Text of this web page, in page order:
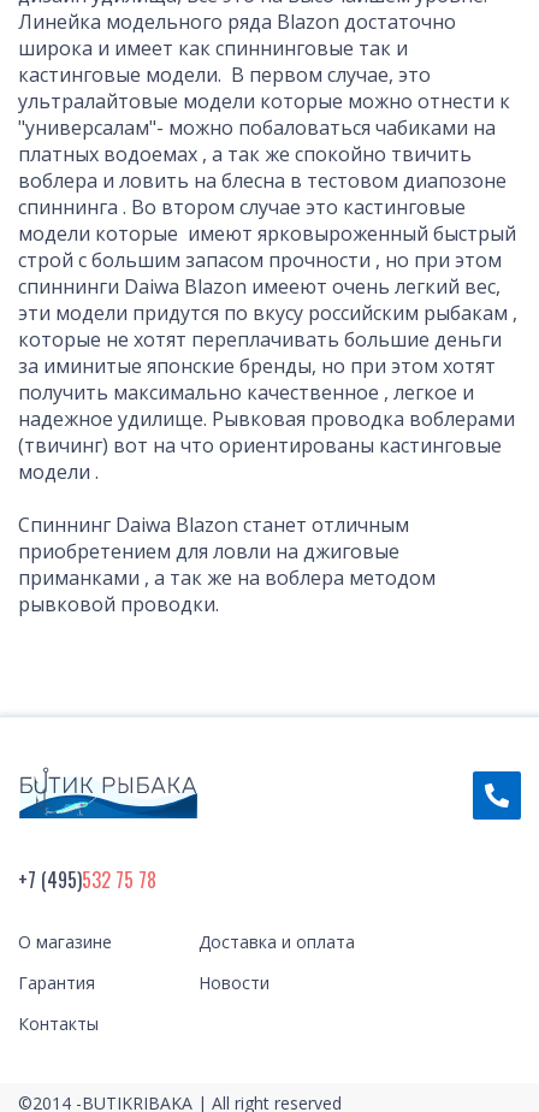
Линейка модельного ряда Blazon достаточно
широка и имеет как спиннинговые так и
кастинговые модели. В первом случае, это
ультралайтовые модели которые можно отнести к
"универсалам"- можно побаловаться чабиками на
платных водоемах , а так же спокойно твичить
воблера и ловить на блесна в тестовом диапозоне
спиннинга . Во втором случае это кастинговые
модели которые имеют ярковыроженный быстрый
строй с большим запасом прочности , но при этом
спиннинги Daiwa Blazon имееют очень легкий вес,
эти модели придутся по вкусу российским рыбакам ,
которые не хотят переплачивать большие деньги
за иминитые японские бренды, но при этом хотят
получить максимально качественное , легкое и
надежное удилище. Рывковая проводка воблерами
(твичинг) вот на что ориентированы кастинговые
модели .
Спиннинг Daiwa Blazon станет отличным
приобретением для ловли на джиговые
приманками , а так же на воблера методом
рывковой проводки.
+7 (495)532 75 78
О магазине
Доставка и оплата
Гарантия
Новости
Контакты
©2014 -BUTIKRIBAKA | All right reserved